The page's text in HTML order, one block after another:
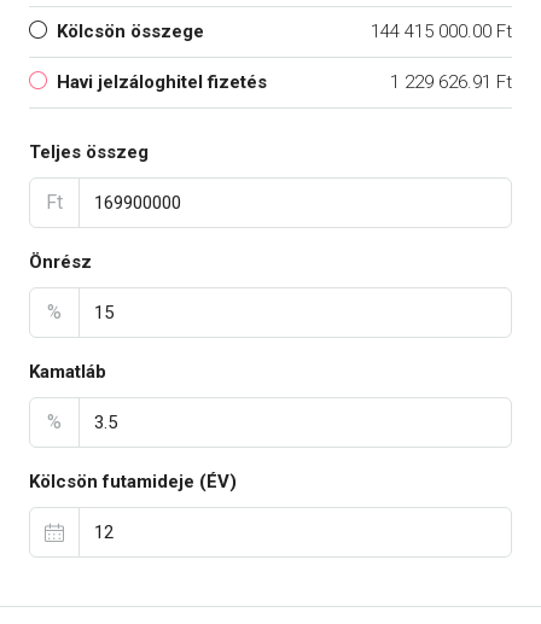
Kölcsön összege 144 415 000.00 Ft
Havi jelzáloghitel fizetés 1 229 626.91 Ft
Teljes összeg
Ft
Önrész
%
Kamatláb
%
Kölcsön futamideje (ÉV)